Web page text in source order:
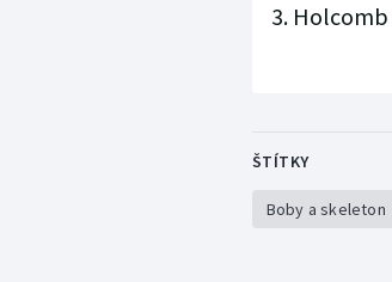
3. Holcomb
ŠTÍTKY
Boby a skeleton